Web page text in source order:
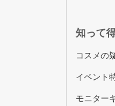
知って
コスメの
イベント
モニター